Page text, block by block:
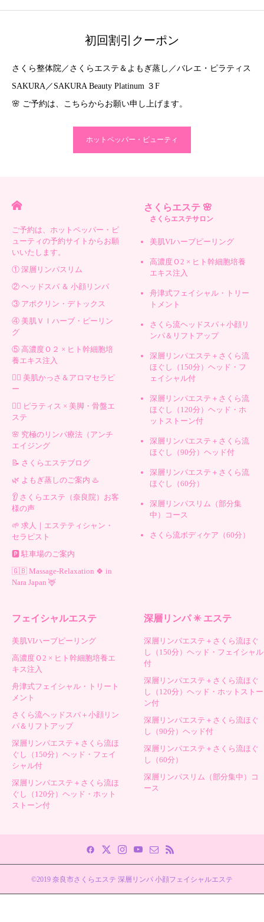
初回割引クーポン
さくら整体院／さくらエステ＆よもぎ蒸し／バレエ・ピラティス
SAKURA／SAKURA Beauty Platinum ３F
🌸 ご予約は、こちらからお願い申し上げます。
ホットペッパー・ビューティ
ご予約は、ホットペッパー・ビ
ューティの予約サイトからお願
いいたします。
① 深層リンパスリム
② ヘッドスパ ＆ 小顔リンパ
③ アポクリン・デトックス
④ 美肌ＶＩハーブ・ピーリン
グ
⑤ 高濃度Ｏ２ × ヒト幹細胞培
養エキス注入
💆‍♀️ 美肌かっさ＆アロマセラピ
ー
🧘‍♀️ ピラティス × 美脚・骨盤エ
ステ
🌸 究極のリンパ療法（アンチ
エイジング
📝 さくらエステブログ
🌿 よもぎ蒸しのご案内 ♨️
👂 さくらエステ（奈良院）お客
様の声
🌱 求人｜エステティシャン・
セラピスト
🅿️ 駐車場のご案内
🇬🇧 Massage-Relaxation 🍀 in
Nara Japan 🦌
さくらエステ 🌸
さくらエステサロン
美肌VIハーブピーリング
高濃度Ｏ2 × ヒト幹細胞培養
エキス注入
舟津式フェイシャル・トリー
トメント
さくら流ヘッドスパ＋小顔リ
ンパ＆リフトアップ
深層リンパエステ＋さくら流
ほぐし（150分）ヘッド・フ
ェイシャル付
深層リンパエステ＋さくら流
ほぐし（120分）ヘッド・ホ
ットストーン付
深層リンパエステ＋さくら流
ほぐし（90分）ヘッド付
深層リンパエステ＋さくら流
ほぐし（60分）
深層リンパスリム（部分集
中）コース
さくら流ボディケア（60分）
フェイシャルエステ
美肌VIハーブピーリング
高濃度Ｏ2 × ヒト幹細胞培養エ
キス注入
舟津式フェイシャル・トリート
メント
さくら流ヘッドスパ＋小顔リン
パ＆リフトアップ
深層リンパエステ＋さくら流ほ
ぐし（150分）ヘッド・フェイ
シャル付
深層リンパエステ＋さくら流ほ
ぐし（120分）ヘッド・ホット
ストーン付
深層リンパ ✳︎ エステ
深層リンパエステ＋さくら流ほぐ
し（150分）ヘッド・フェイシャル
付
深層リンパエステ＋さくら流ほぐ
し（120分）ヘッド・ホットストー
ン付
深層リンパエステ＋さくら流ほぐ
し（90分）ヘッド付
深層リンパエステ＋さくら流ほぐ
し（60分）
深層リンパスリム（部分集中）コ
ース
©2019 奈良市さくらエステ 深層リンパ 小顔フェイシャルエステ